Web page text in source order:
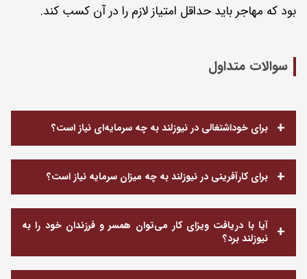
بود که مهاجر باید حداقل امتیاز لازم را در آن کسب کند.
سوالات متداول
برای خوداشتغالی در نیوزلند به چه سرمایه‌ای نیاز است؟
برای کارآفرینی در نیوزلند به چه میزان سرمایه نیاز است؟
آیا با دریافت ویزای کار می‌توان همسر و فرزندان خود را به
نیوزلند برد؟